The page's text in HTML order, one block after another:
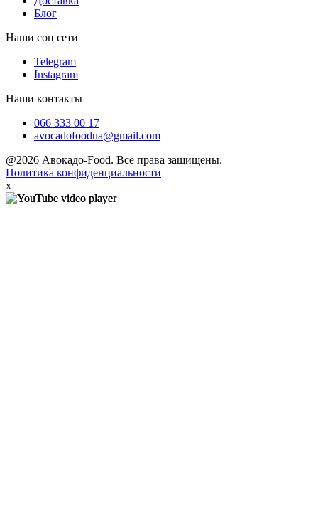
Блог
Наши соц сети
Telegram
Instagram
Наши контакты
066 333 00 17
avocadofoodua@gmail.com
@2026 Авокадо-Food. Все права защищены.
Политика конфиденциальности
x